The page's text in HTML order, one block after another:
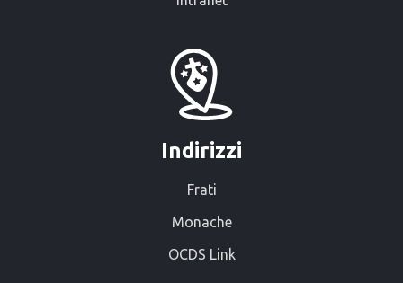
Indirizzi
Frati
Monache
OCDS Link